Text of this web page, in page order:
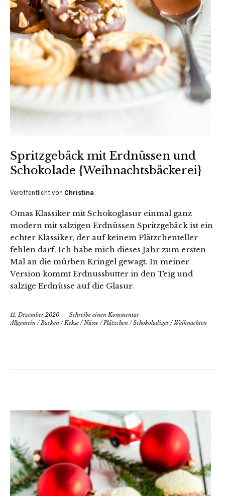
Spritzgebäck mit Erdnüssen und
Schokolade {Weihnachtsbäckerei}
Veröffentlicht von Christina
Omas Klassiker mit Schokoglasur einmal ganz
modern mit salzigen Erdnüssen Spritzgebäck ist ein
echter Klassiker, der auf keinem Plätzchenteller
fehlen darf. Ich habe mich dieses Jahr zum ersten
Mal an die mürben Kringel gewagt. In meiner
Version kommt Erdnussbutter in den Teig und
salzige Erdnüsse auf die Glasur.
11. Dezember 2020
Schreibe einen Kommentar
Allgemein /Backen /Kekse /Nüsse /Plätzchen /Schokoladiges / Weihnachten